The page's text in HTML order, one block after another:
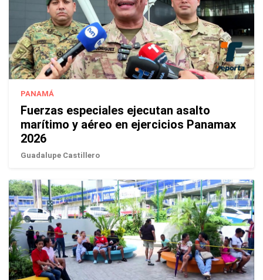
PANAMÁ
Fuerzas especiales ejecutan asalto
marítimo y aéreo en ejercicios Panamax
2026
Guadalupe Castillero